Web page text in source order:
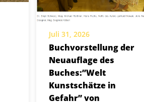
Juli 31, 2026
Buchvorstellung der
Neuauflage des
Buches:”Welt
Kunstschätze in
Gefahr” von